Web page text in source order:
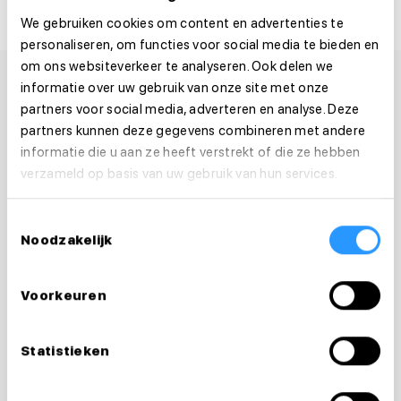
We gebruiken cookies om content en advertenties te
personaliseren, om functies voor social media te bieden en
om ons websiteverkeer te analyseren. Ook delen we
informatie over uw gebruik van onze site met onze
partners voor social media, adverteren en analyse. Deze
partners kunnen deze gegevens combineren met andere
informatie die u aan ze heeft verstrekt of die ze hebben
verzameld op basis van uw gebruik van hun services.
Noodzakelijk
Voorkeuren
Statistieken
Vragen over je